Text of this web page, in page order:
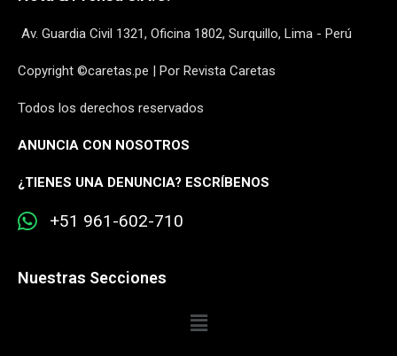
Av. Guardia Civil 1321, Oficina 1802, Surquillo, Lima - Perú
Copyright ©caretas.pe | Por Revista Caretas
Todos los derechos reservados
ANUNCIA CON NOSOTROS
¿TIENES UNA DENUNCIA? ESCRÍBENOS
+51 961-602-710
Nuestras Secciones